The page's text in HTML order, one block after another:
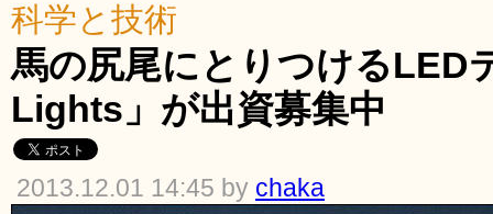
科学と技術
馬の尻尾にとりつけるLED
Lights」が出資募集中
2013.12.01 14:45 by chaka